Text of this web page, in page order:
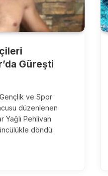
Güreşti
ve Spor
düzenlenen
Yağlı Pehlivan
döndü.